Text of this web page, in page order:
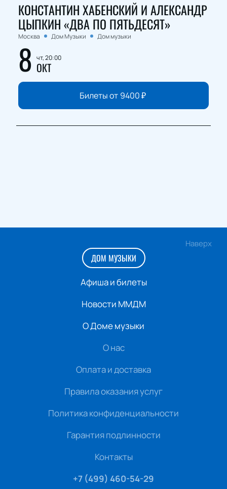
КОНСТАНТИН ХАБЕНСКИЙ И АЛЕКСАНДР
ЦЫПКИН «ДВА ПО ПЯТЬДЕСЯТ»
Москва Дом Музыки Дом музыки
8 чт, 20:00
ОКТ
Билеты от 9400₽
Наверх
ДОМ МУЗЫКИ
Афиша и билеты
Новости ММДМ
О Доме музыки
О нас
Оплата и доставка
Правила оказания услуг
Политика конфиденциальности
Гарантия подлинности
Контакты
+7 (499) 460-54-29